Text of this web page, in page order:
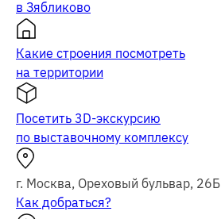
в Зябликово
Какие строения посмотреть
на территории
Посетить 3D-экскурсию
по выставочному комплексу
г. Москва, Ореховый бульвар, 26Б
Как добраться?